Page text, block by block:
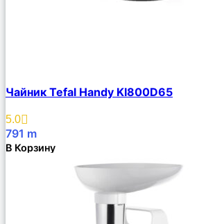
Описание
Избранное
Чайник Tefal Handy KI800D65
5.0
791 m
В Корзину